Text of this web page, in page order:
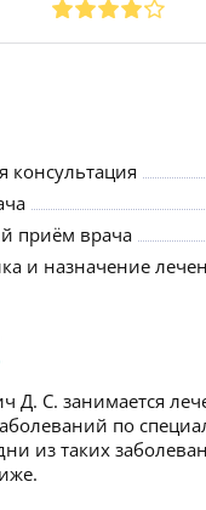
консультация
приём врача
и назначение
Д. С. занимается
по
из таких